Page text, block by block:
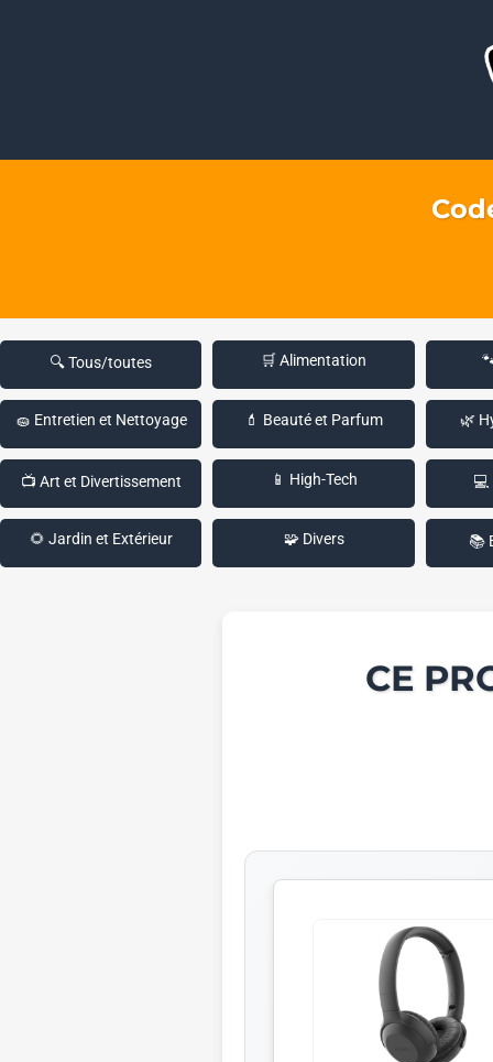
🔍 Tous/toutes 🛒 Alimentation
🧽 Entretien et Nettoyage 💄 Beauté et Parfum 🌿
📺 Art et Divertissement 📱 High-Tech 💻
🌻 Jardin et Extérieur 🧩 Divers 📚
CE